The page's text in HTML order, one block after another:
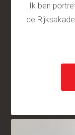
Ik ben
de